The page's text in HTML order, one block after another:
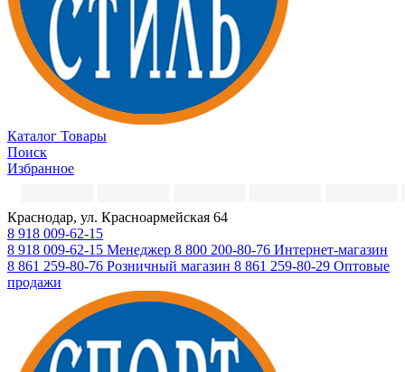
Каталог Товары
Поиск
Избранное
Краснодар, ул. Красноармейская 64
8 918 009-62-15
8 918 009-62-15 Менеджер 8 800 200-80-76 Интернет-магазин
8 861 259-80-76 Розничный магазин 8 861 259-80-29 Оптовые
продажи